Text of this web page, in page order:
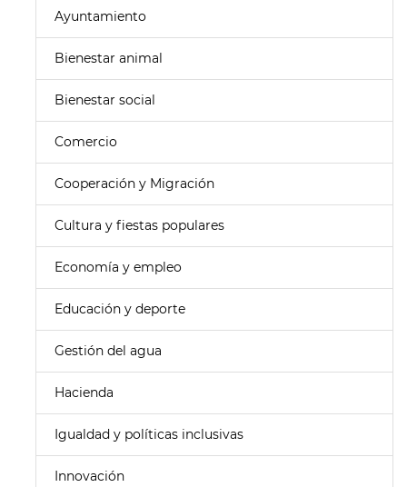
Ayuntamiento
Bienestar animal
Bienestar social
Comercio
Cooperación y Migración
Cultura y fiestas populares
Economía y empleo
Educación y deporte
Gestión del agua
Hacienda
Igualdad y políticas inclusivas
Innovación